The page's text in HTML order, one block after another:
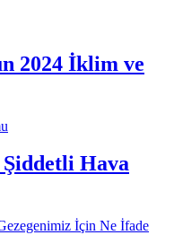
2024 İklim ve
Hava